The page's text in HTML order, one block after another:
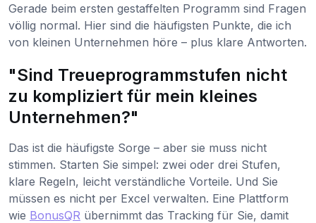
Gerade beim ersten gestaffelten Programm sind Fragen
völlig normal. Hier sind die häufigsten Punkte, die ich
von kleinen Unternehmen höre – plus klare Antworten.
"Sind Treueprogrammstufen nicht
zu kompliziert für mein kleines
Unternehmen?"
Das ist die häufigste Sorge – aber sie muss nicht
stimmen. Starten Sie simpel: zwei oder drei Stufen,
klare Regeln, leicht verständliche Vorteile. Und Sie
müssen es nicht per Excel verwalten. Eine Plattform
wie BonusQR übernimmt das Tracking für Sie, damit